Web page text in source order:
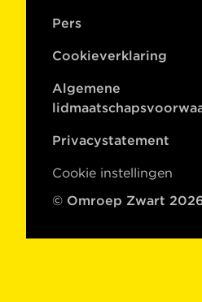
Pers
Cookieverklaring
Algemene
Privacystatement
Cookie instellingen
© Omroep Zwart